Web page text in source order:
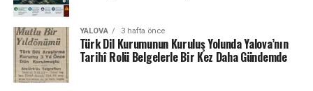
YALOVA 3 hafta önce
Türk Dil Kurumunun Kuruluş Yolunda Yalova’nın
Tarihî Rolü Belgelerle Bir Kez Daha Gündemde